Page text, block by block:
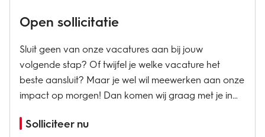
Open sollicitatie
Sluit geen van onze vacatures aan bij jouw
volgende stap? Of twijfel je welke vacature het
beste aansluit? Maar je wel wil meewerken aan onze
impact op morgen! Dan komen wij graag met je in
jou kunnen bieden. Laat ons weten waarom jij ons
Solliciteer nu